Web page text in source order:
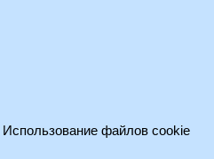
Использование файлов cookie